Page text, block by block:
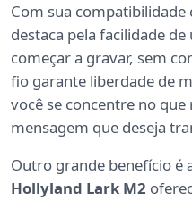
Com sua compatibilidade
destaca pela facilidade
começar a gravar, sem
fio garante liberdade de
você se concentre no
mensagem que deseja
Outro grande benefício é
Hollyland Lark M2